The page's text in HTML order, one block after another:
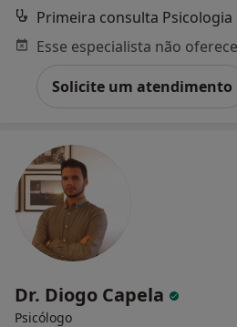
Primeira consulta Psicologia
Solicite um atendimento
Dr. Diogo Capela
Psicólogo